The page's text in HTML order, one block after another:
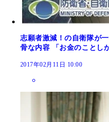
志願者激減！の自衛隊が
骨な内容 「お金のことし
2017年02月11日 10:00